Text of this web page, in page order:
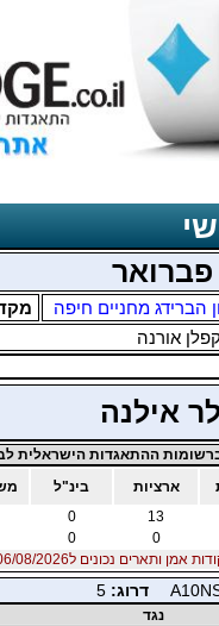
פברואר
הברידג מחניים חיפה
אורנה
אילנה
ברשומות ההתאגדות הישראלית
ארציות בינ"ל
13
0
0
0
אמן ותארים נכונים ל06/08/2026
דרוג: 5
נגד